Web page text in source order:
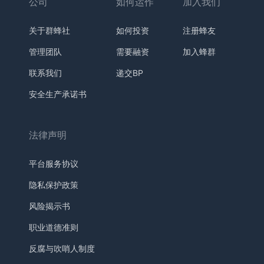
关于群蜂社
管理团队
联系我们
安全生产承诺书
如何投资
需要融资
递交BP
注册蜂友
加入蜂群
法律声明
平台服务协议
隐私保护政策
风险揭示书
职业道德准则
反腐与吹哨人制度